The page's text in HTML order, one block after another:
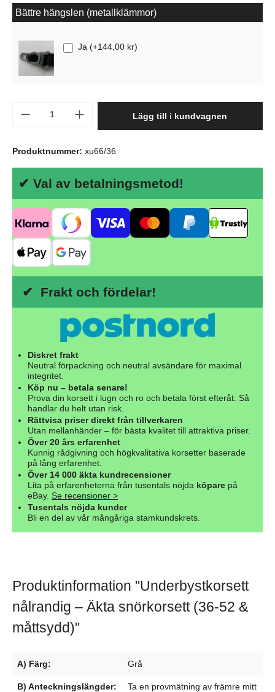
Bättre hängslen (metallklämmor)
Ja (+144,00 kr)
Produktkvantitet: Ange önskat belopp eller
Lägg till i kundvagnen
Produktnummer: xu66/36
✔ Val av betalningsmetod!
✔ Frakt och fördelar!
Diskret frakt
Neutral förpackning och neutral avsändare för maximal
integritet.
Köp nu – betala senare!
Prova din korsett i lugn och ro och betala först efteråt. Så
handlar du helt utan risk.
Rättvisa priser direkt från tillverkaren
Utan mellanhänder – för bästa kvalitet till attraktiva priser.
Över 20 års erfarenhet
Kunnig rådgivning och högkvalitativa korsetter baserade
på lång erfarenhet.
Över 14 000 äkta kundrecensioner
Lita på erfarenheterna från tusentals nöjda köpare på
eBay. Se recensioner >
Tusentals nöjda kunder
Bli en del av vår mångåriga stamkundskrets.
Produktinformation "Underbystkorsett
nålrandig – Äkta snörkorsett (36-52 &
måttsydd)"
A) Färg: Grå
B) Anteckningslängder: Ta en provmätning av främre mitt